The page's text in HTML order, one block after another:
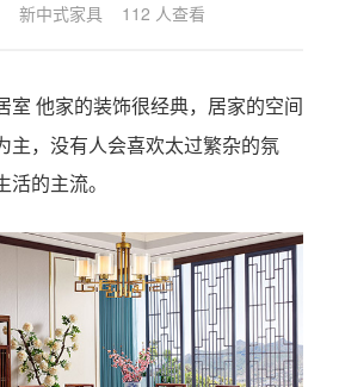
新中式家具 112 人查看
室 他家的装饰很经典，居家的空间
主，没有人会喜欢太过繁杂的氛
的主流。